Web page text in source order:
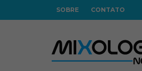
SOBRE CONTATO